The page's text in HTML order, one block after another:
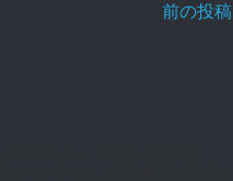
前の投稿